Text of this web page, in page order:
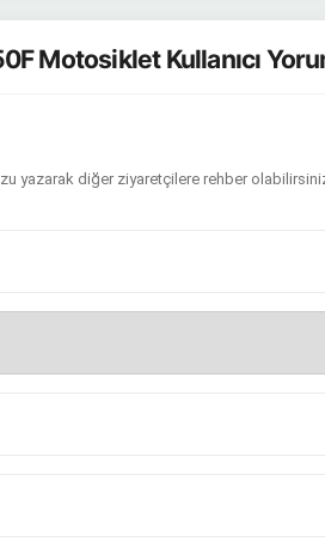
Motosiklet Kullanıcı
yazarak diğer ziyaretçilere rehber